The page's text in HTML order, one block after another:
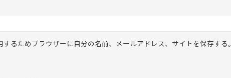
るためブラウザーに自分の名前、メールアドレス、サイトを保存する。